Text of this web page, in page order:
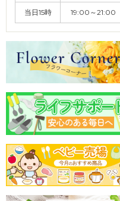
当日15時 19:00～21:00